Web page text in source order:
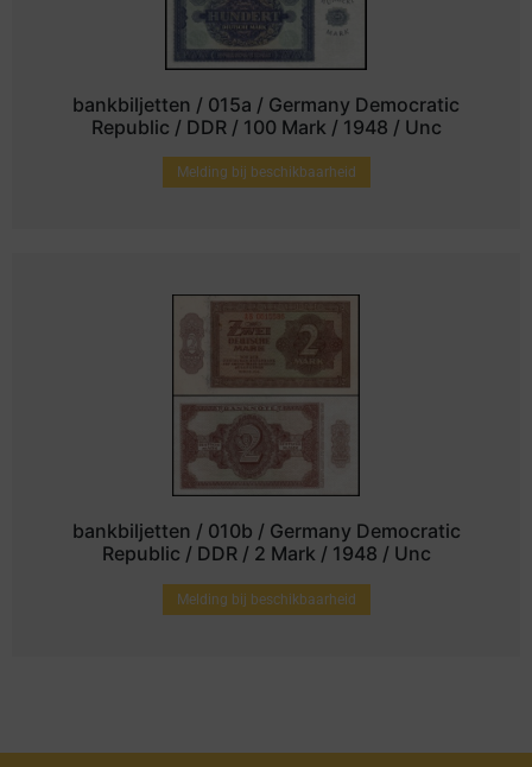
bankbiljetten / 015a / Germany Democratic
Republic / DDR / 100 Mark / 1948 / Unc
Melding bij beschikbaarheid
bankbiljetten / 010b / Germany Democratic
Republic / DDR / 2 Mark / 1948 / Unc
Melding bij beschikbaarheid